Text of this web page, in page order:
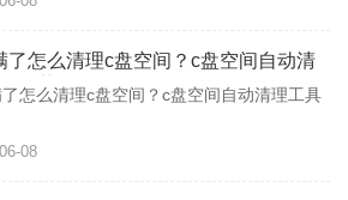
了怎么清理c盘空间？c盘空间自动清
具推荐
怎么清理c盘空间？c盘空间自动清理工具
08